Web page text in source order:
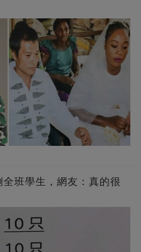
班學生，網友：真的很